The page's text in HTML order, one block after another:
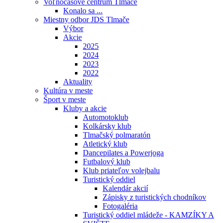
Voľnočasové centrum Tlmače
Konalo sa ...
Miestny odbor JDS Tlmače
Výbor
Akcie
2025
2024
2023
2022
Aktuality
Kultúra v meste
Šport v meste
Kluby a akcie
Automotoklub
Kolkársky klub
Tlmačský polmaratón
Atletický klub
Dancepilates a Powerjoga
Futbalový klub
Klub priateľov volejbalu
Turistický oddiel
Kalendár akcií
Zápisky z turistických chodníkov
Fotogaléria
Turistický oddiel mládeže - KAMZÍKY A